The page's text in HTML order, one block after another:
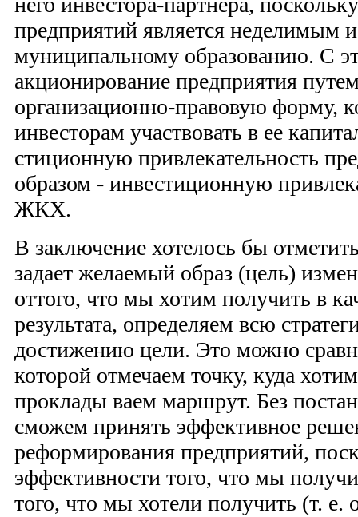
предпри­ятий является неделимым
муниципальному образованию. С
акционирование предприятия
организационно-право­вую форму,
инвесторам участвовать в ее
стиционную привлекательность
образом - инвестиционную
ЖКХ.
В заключение хотелось бы
задает желаемый образ (цель)
оттого, что мы хотим получить в
результата, определяем всю
достижению цели. Это можно
которой отмечаем точку, куда
проклады ваем маршрут. Без
сможем принять эффективное
реформирования предприятий,
эффективности того, что мы
того, что мы хотели получить (т. е.